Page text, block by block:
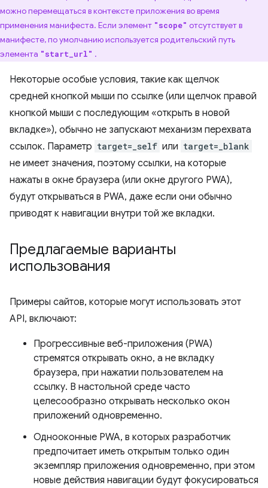
можно перемещаться в контексте приложения во время
применения манифеста. Если элемент "scope" отсутствует в
манифесте, по умолчанию используется родительский путь
элемента "start_url" .
Некоторые особые условия, такие как щелчок
средней кнопкой мыши по ссылке (или щелчок правой
кнопкой мыши с последующим «открыть в новой
вкладке»), обычно не запускают механизм перехвата
ссылок. Параметр target=_self или target=_blank
не имеет значения, поэтому ссылки, на которые
нажаты в окне браузера (или окне другого PWA),
будут открываться в PWA, даже если они обычно
приводят к навигации внутри той же вкладки.
Предлагаемые варианты
использования
Примеры сайтов, которые могут использовать этот
API, включают:
Прогрессивные веб-приложения (PWA)
стремятся открывать окно, а не вкладку
браузера, при нажатии пользователем на
ссылку. В настольной среде часто
целесообразно открывать несколько окон
приложений одновременно.
Однооконные PWA, в которых разработчик
предпочитает иметь открытым только один
экземпляр приложения одновременно, при этом
новые действия навигации будут фокусироваться